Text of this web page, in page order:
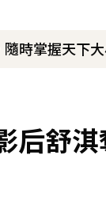
時掌握天下大
后舒